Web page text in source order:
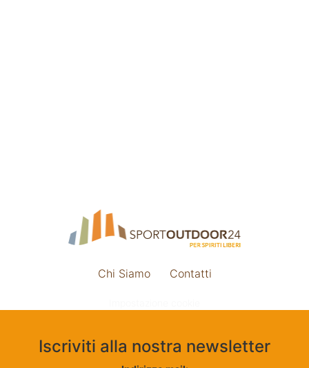
Chi Siamo Contatti
Iscriviti alla nostra newsletter